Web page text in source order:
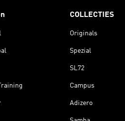
COLLECTIES
Originals
Spezial
SL72
Campus
Adizero